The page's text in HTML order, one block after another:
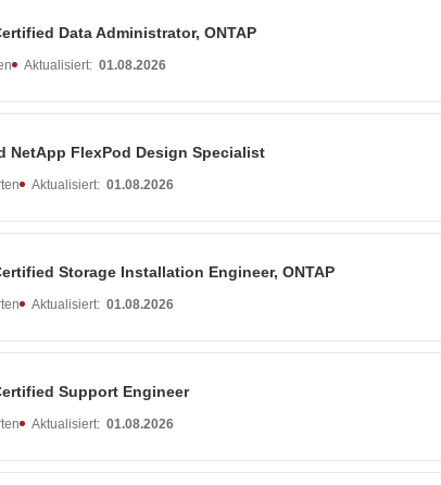
Data Administrator, ONTAP
Aktualisiert: 01.08.2026
NetApp FlexPod Design Specialist
Aktualisiert: 01.08.2026
Storage Installation Engineer, ONTAP
Aktualisiert: 01.08.2026
Support Engineer
Aktualisiert: 01.08.2026